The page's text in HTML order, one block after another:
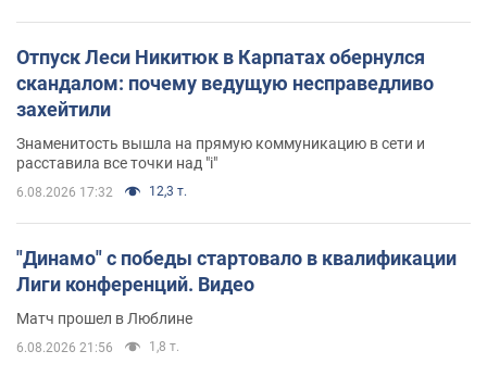
Отпуск Леси Никитюк в Карпатах обернулся
скандалом: почему ведущую несправедливо
захейтили
Знаменитость вышла на прямую коммуникацию в сети и
расставила все точки над "i"
6.08.2026 17:32 12,3 т.
"Динамо" с победы стартовало в квалификации
Лиги конференций. Видео
Матч прошел в Люблине
6.08.2026 21:56 1,8 т.